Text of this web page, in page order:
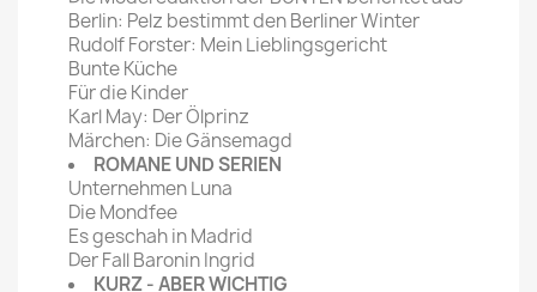
Berlin: Pelz bestimmt den Berliner Winter
Rudolf Forster: Mein Lieblingsgericht
Bunte Küche
Für die Kinder
Karl May: Der Ölprinz
Märchen: Die Gänsemagd
ROMANE UND SERIEN
Unternehmen Luna
Die Mondfee
Es geschah in Madrid
Der Fall Baronin Ingrid
KURZ - ABER WICHTIG